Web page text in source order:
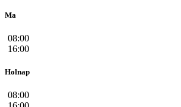
Ma
08:00
16:00
Holnap
08:00